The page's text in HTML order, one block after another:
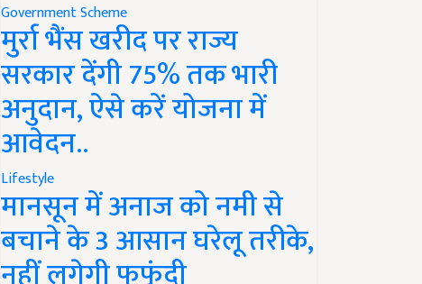
Government Scheme
मुर्रा भैंस खरीद पर राज्य
सरकार देंगी 75% तक भारी
अनुदान, ऐसे करें योजना में
आवेदन..
Lifestyle
मानसून में अनाज को नमी से
बचाने के 3 आसान घरेलू तरीके,